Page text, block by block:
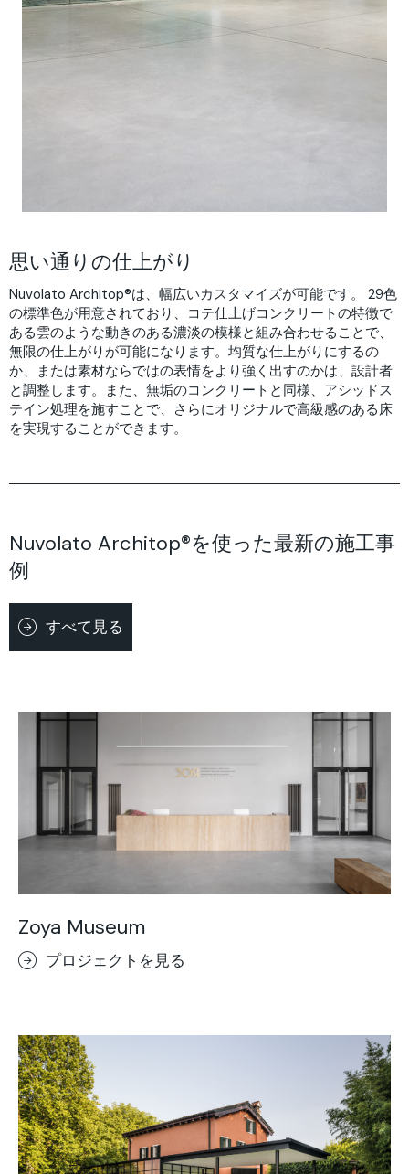
思い通りの仕上がり
Nuvolato Architop®は、幅広いカスタマイズが可能です。 29色
の標準色が用意されており、コテ仕上げコンクリートの特徴で
ある雲のような動きのある濃淡の模様と組み合わせることで、
無限の仕上がりが可能になります。均質な仕上がりにするの
か、または素材ならではの表情をより強く出すのかは、設計者
と調整します。また、無垢のコンクリートと同様、アシッドス
テイン処理を施すことで、さらにオリジナルで高級感のある床
を実現することができます。
Nuvolato Architop®を使った最新の施工事
例
すべて見る
Zoya Museum
プロジェクトを見る